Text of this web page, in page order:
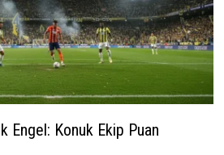
Engel: Konuk Ekip Puan